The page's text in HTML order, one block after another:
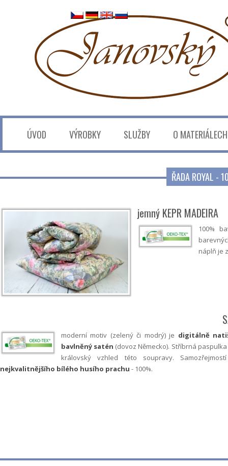
ÚVOD VÝROBKY SLUŽBY O MATERIÁLECH
ŘADA ROYAL -
jemný KEPR MADEIRA
100%
náplň je
moderní motiv (zelený či modrý) je digitálně
bavlněný satén (dovoz Německo). Stříbrná
královský vzhled této soupravy.
nejkvalitnějšího bílého husího prachu - 100%.